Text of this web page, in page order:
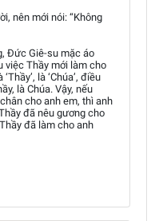
nên mới nói: “Không
Đức Giê-su mặc áo
việc Thầy mới làm cho
là ‘Chúa’, điều
là Chúa. Vậy, nếu
cho anh em, thì anh
đã nêu gương cho
đã làm cho anh